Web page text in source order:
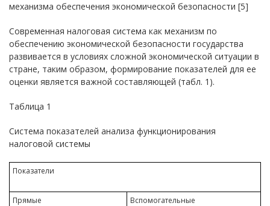
механизма обеспечения экономической безопасности [5]
Современная налоговая система как механизм по
обеспечению экономической безопасности государства
развивается в условиях сложной экономической ситуации в
стране, таким образом, формирование показателей для ее
оценки является важной составляющей (табл. 1).
Таблица 1
Система показателей анализа функционирования
налоговой системы
Показатели
Прямые Вспомогательные